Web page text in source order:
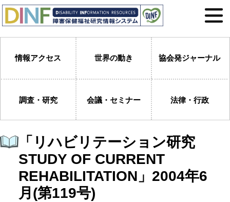
情報アクセス 世界の動き 協会発ジャーナル
調査・研究 会議・セミナー 法律・行政
「リハビリテーション研究
STUDY OF CURRENT
REHABILITATION」2004年6
月(第119号)